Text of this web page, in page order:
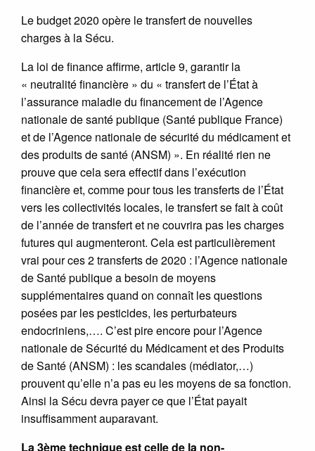
Le budget 2020 opère le transfert de nouvelles
charges à la Sécu.
La loi de finance affirme, article 9, garantir la
« neutralité financière » du « transfert de l’État à
l’assurance maladie du financement de l’Agence
nationale de santé publique (Santé publique France)
et de l’Agence nationale de sécurité du médicament et
des produits de santé (ANSM) ». En réalité rien ne
prouve que cela sera effectif dans l’exécution
financière et, comme pour tous les transferts de l’État
vers les collectivités locales, le transfert se fait à coût
de l’année de transfert et ne couvrira pas les charges
futures qui augmenteront. Cela est particulièrement
vrai pour ces 2 transferts de 2020 : l’Agence nationale
de Santé publique a besoin de moyens
supplémentaires quand on connaît les questions
posées par les pesticides, les perturbateurs
endocriniens,…. C’est pire encore pour l’Agence
nationale de Sécurité du Médicament et des Produits
de Santé (ANSM) : les scandales (médiator,…)
prouvent qu’elle n’a pas eu les moyens de sa fonction.
Ainsi la Sécu devra payer ce que l’État payait
insuffisamment auparavant.
La 3ème technique est celle de la non-